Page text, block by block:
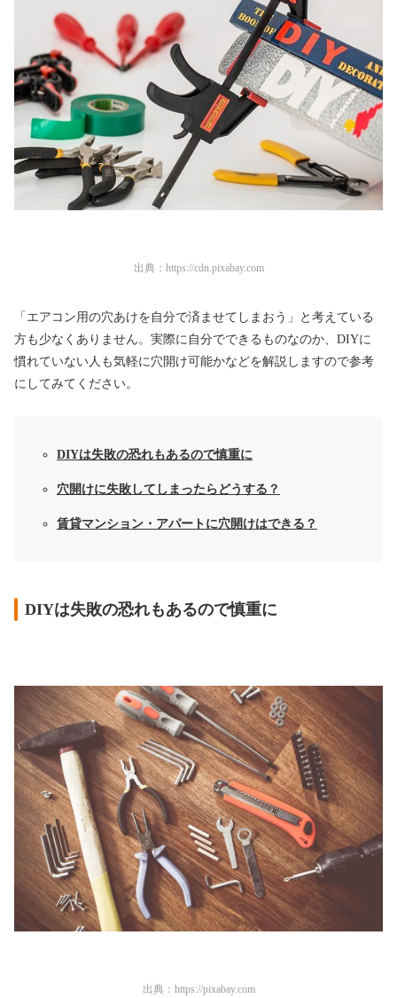
出典： https://cdn.pixabay.com
「エアコン用の穴あけを自分で済ませてしまおう」と考えている
方も少なくありません。実際に自分でできるものなのか、DIYに
慣れていない人も気軽に穴開け可能かなどを解説しますので参考
にしてみてください。
DIYは失敗の恐れもあるので慎重に
穴開けに失敗してしまったらどうする？
賃貸マンション・アパートに穴開けはできる？
DIYは失敗の恐れもあるので慎重に
出典： https://pixabay.com